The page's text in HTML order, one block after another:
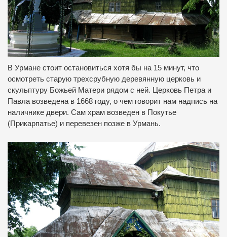
В Урмане стоит остановиться хотя бы на 15 минут, что
осмотреть старую трехсрубную деревянную церковь и
скульптуру Божьей Матери рядом с ней. Церковь Петра и
Павла возведена в 1668 году, о чем говорит нам надпись на
наличнике двери. Сам храм возведен в Покутье
(Прикарпатье) и перевезен позже в Урмань.